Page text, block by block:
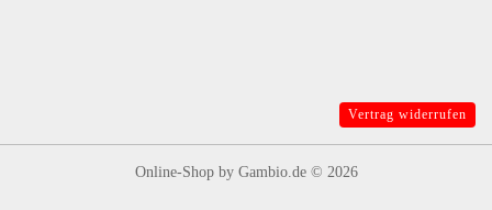
Vertrag widerrufen
Online-Shopby Gambio.de © 2026